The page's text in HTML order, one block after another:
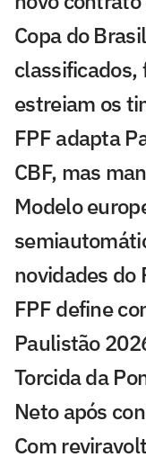
Copa do
classificados,
estreiam os
FPF adapta
CBF, mas
Modelo
novidades do
FPF define
Paulistão
Torcida da
Neto após
Com